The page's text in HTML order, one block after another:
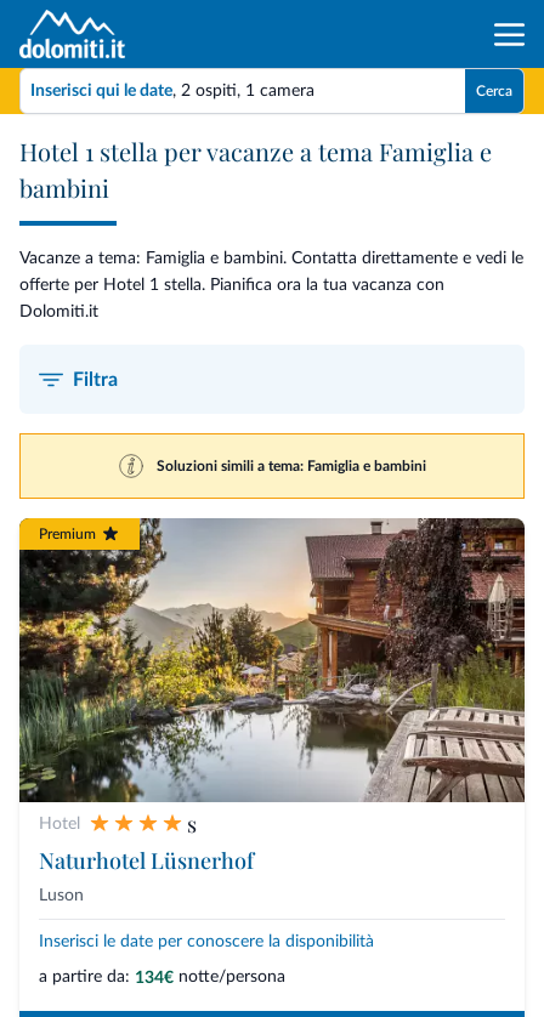
Inserisci qui le date, 2 ospiti, 1 camera Cerca
Hotel 1 stella per vacanze a tema Famiglia e
bambini
Vacanze a tema: Famiglia e bambini. Contatta direttamente e vedi le
offerte per Hotel 1 stella. Pianifica ora la tua vacanza con
Dolomiti.it
Filtra
Soluzioni simili a tema: Famiglia e bambini
Premium
Hotel
s
Naturhotel Lüsnerhof
Luson
Inserisci le date per conoscere la disponibilità
a partire da: 134€ notte/persona